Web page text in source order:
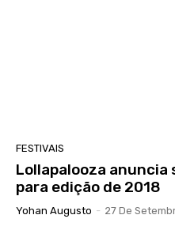
FESTIVAIS
Lollapalooza anuncia
para edição de 2018
Yohan Augusto - 27 De